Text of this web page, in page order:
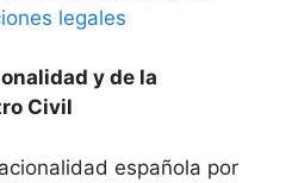
legales
y de la
Civil
española por